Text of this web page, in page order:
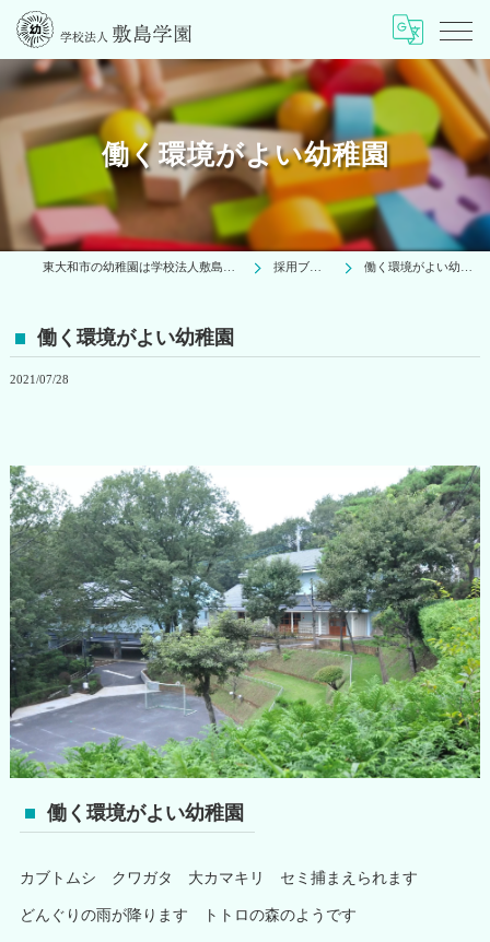
働く環境がよい幼稚園
採用ブログ 働く環境がよい幼稚園
働く環境がよい幼稚園
2021/07/28
働く環境がよい幼稚園
カブトムシ クワガタ 大カマキリ セミ捕まえられます
どんぐりの雨が降ります トトロの森のようです